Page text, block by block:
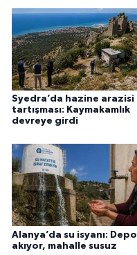
Syedra’da hazine arazisi
tartışması: Kaymakamlık
devreye girdi
Alanya’da su isyanı: Depo
akıyor, mahalle susuz